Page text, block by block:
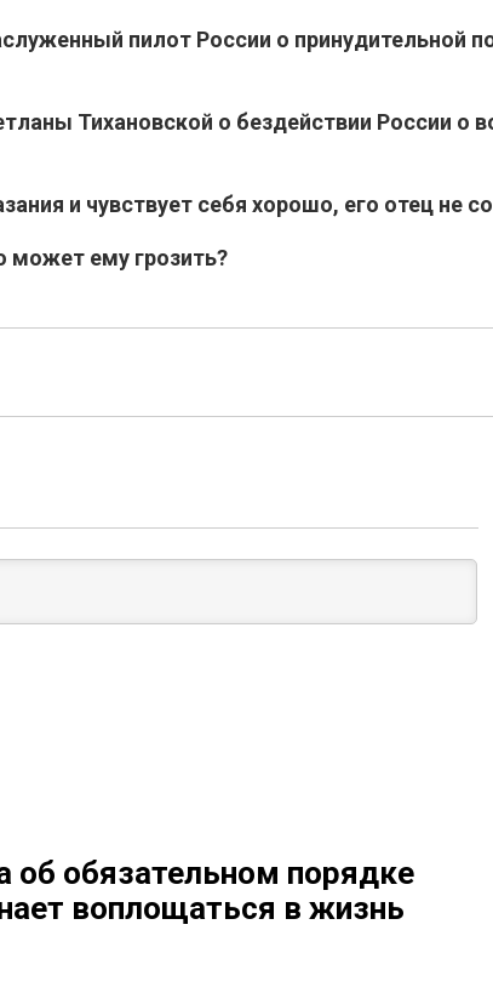
пилот России о принудительной
Тихановской о бездействии России о
и чувствует себя хорошо, его отец не
может ему грозить?
обязательном порядке
воплощаться в жизнь